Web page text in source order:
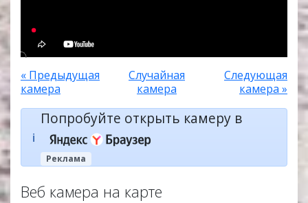
« Предыдущая
камера
Случайная
камера
Следующая
камера »
ℹ️
Попробуйте открыть камеру в
Реклама
Веб камера на карте